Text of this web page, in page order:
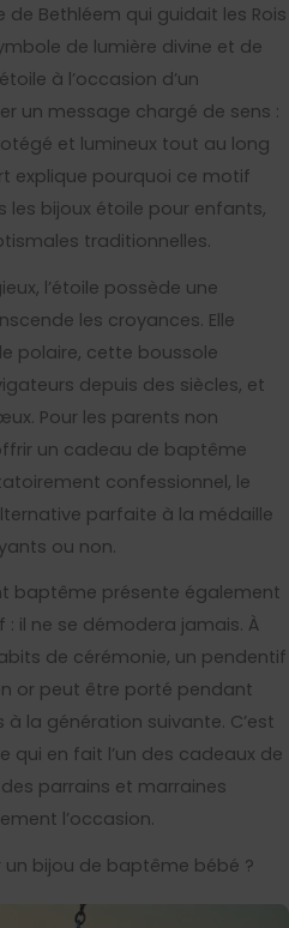
de Bethléem qui guidait les Rois
de lumière divine et de
à l’occasion d’un
un message chargé de sens :
et lumineux tout au long
explique pourquoi ce motif
les bijoux étoile pour enfants,
traditionnelles.
l’étoile possède une
les croyances. Elle
polaire, cette boussole
depuis des siècles, et
Pour les parents non
un cadeau de baptême
confessionnel, le
parfaite à la médaille
ou non.
baptême présente également
il ne se démodera jamais. À
de cérémonie, un pendentif
or peut être porté pendant
la génération suivante. C’est
en fait l’un des cadeaux de
parrains et marraines
l’occasion.
bijou de baptême bébé ?